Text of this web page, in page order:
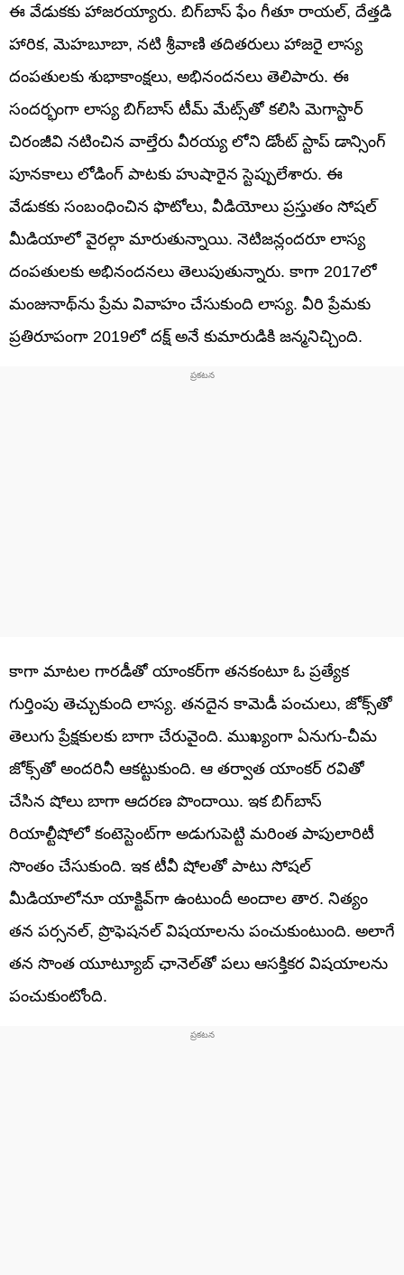
ఈ వేడుకకు హాజరయ్యారు. బిగ్‌బాస్‌ ఫేం గీతూ రాయల్, దేత్తడి
హారిక, మెహ‌బూబా, నటి శ్రీవాణి తదితరులు హాజరై లాస్య
దంపతులకు శుభాకాంక్షలు, అభినందనలు తెలిపారు. ఈ
సందర్భంగా లాస్య బిగ్‌బాస్‌ టీమ్‌ మేట్స్‌తో కలిసి మెగాస్టార్‌
చిరంజీవి నటించిన వాల్తేరు వీర‌య్య లోని డోంట్ స్టాప్ డాన్సింగ్
పూన‌కాలు లోడింగ్ పాటకు హుషారైన స్టెప్పులేశారు. ఈ
వేడుకకు సంబంధించిన ఫొటోలు, వీడియోలు ప్రస్తుతం సోషల్‌
మీడియాలో వైరల్గా మారుతున్నాయి. నెటిజన్లందరూ లాస్య
దంపతులకు అభినందనలు తెలుపుతున్నారు. కాగా 2017లో
మంజునాథ్‌ను ప్రేమ వివాహం చేసుకుంది లాస్య. వీరి ప్రేమకు
ప్రతిరూపంగా 2019లో దక్ష్‌ అనే కుమారుడికి జన్మనిచ్చింది.
కాగా మాటల గారడీతో యాంకర్‌గా తనకంటూ ఓ ప్రత్యేక
గుర్తింపు తెచ్చుకుంది లాస్య. తనదైన కామెడీ పంచులు, జోక్స్‌తో
తెలుగు ప్రేక్షకులకు బాగా చేరువైంది. ముఖ్యంగా ఏనుగు-చీమ
జోక్స్‌తో అందరినీ ఆకట్టుకుంది. ఆ తర్వాత యాంకర్‌ రవితో
చేసిన షోలు బాగా ఆదరణ పొందాయి. ఇక బిగ్‌బాస్‌
రియాల్టీషోలో కంటెస్టెంట్‌గా అడుగుపెట్టి మరింత పాపులారిటీ
సొంతం చేసుకుంది. ఇక టీవీ షోలతో పాటు సోషల్‌
మీడియాలోనూ యాక్టివ్‌గా ఉంటుందీ అందాల తార. నిత్యం
తన పర్సనల్‌, ప్రొఫెషనల్‌ విషయాలను పంచుకుంటుంది. అలాగే
తన సొంత యూట్యూబ్‌ ఛానెల్‌తో పలు ఆసక్తికర విషయాలను
పంచుకుంటోంది.